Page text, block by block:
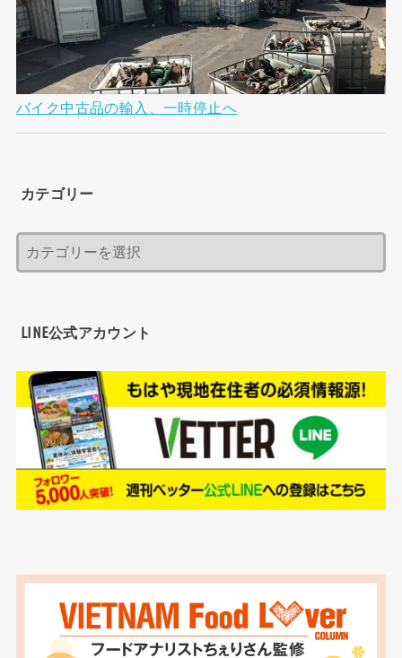
バイク中古品の輸入、一時停止へ
カテゴリー
LINE公式アカウント